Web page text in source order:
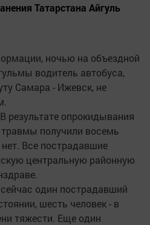
Татарстана Айгуль
ночью на объездной
водитель автобуса,
Самара - Ижевск, не
результате опрокидывания
получили восемь
нет. Все пострадавшие
центральную районную
один пострадавший
шесть человек - в
тяжести. Еще один